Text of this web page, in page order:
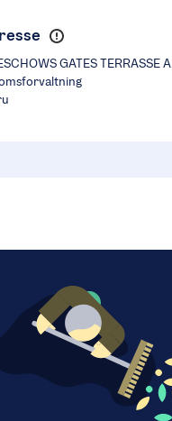
GATES TERRASSE A